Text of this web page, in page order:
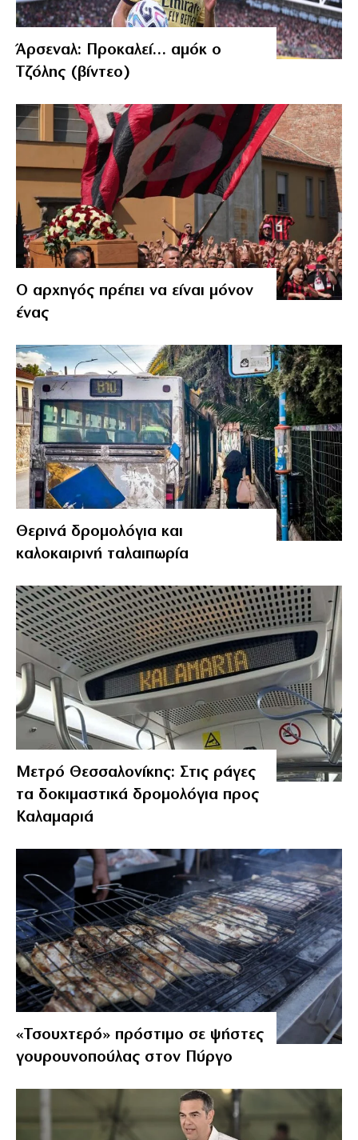
Άρσεναλ: Προκαλεί… αμόκ ο
Τζόλης (βίντεο)
Ο αρχηγός πρέπει να είναι μόνον
ένας
Θερινά δρομολόγια και
καλοκαιρινή ταλαιπωρία
Μετρό Θεσσαλονίκης: Στις ράγες
τα δοκιμαστικά δρομολόγια προς
Καλαμαριά
«Τσουχτερό» πρόστιμο σε ψήστες
γουρουνοπούλας στον Πύργο